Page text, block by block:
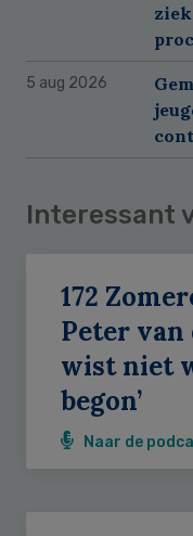
5 aug 2026
Interessant
172
Peter van
wist niet
begon’
Naar de